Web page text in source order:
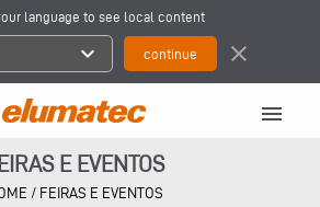
language to see local content
expand_more close
menu
E EVENTOS
/ FEIRAS E EVENTOS